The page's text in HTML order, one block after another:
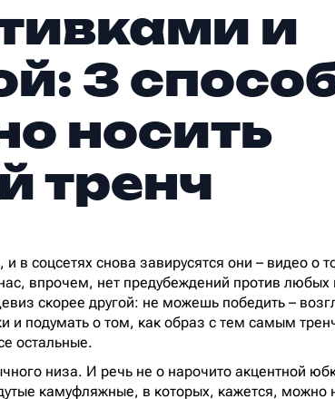
и
3
носить
тренч
в соцсетях снова завирусятся они – видео о
впрочем, нет предубеждений против
скорее другой: не можешь победить –
и подумать о том, как образ с тем самым
остальные.
низа. И речь не о нарочито акцентной
камуфляжные, в которых, кажется, можно